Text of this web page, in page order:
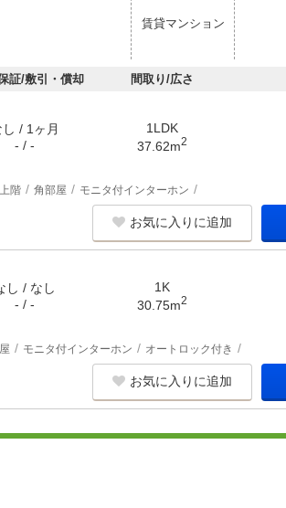
賃貸マンション
証/敷引・償却 間取り/広さ
し / 1ヶ月
- / -
1LDK
37.62m2
階 角部屋 モニタ付インターホン
お気に入りに追加
し / なし
- / -
1K
30.75m2
モニタ付インターホン オートロック付き
お気に入りに追加